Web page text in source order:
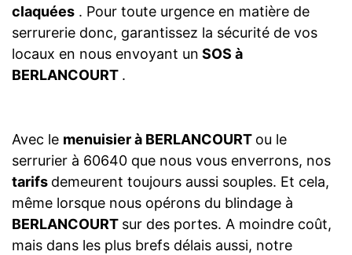
claquées . Pour toute urgence en matière de
serrurerie donc, garantissez la sécurité de vos
locaux en nous envoyant un SOS à
BERLANCOURT .
Avec le menuisier à BERLANCOURT ou le
serrurier à 60640 que nous vous enverrons, nos
tarifs demeurent toujours aussi souples. Et cela,
même lorsque nous opérons du blindage à
BERLANCOURT sur des portes. A moindre coût,
mais dans les plus brefs délais aussi, notre